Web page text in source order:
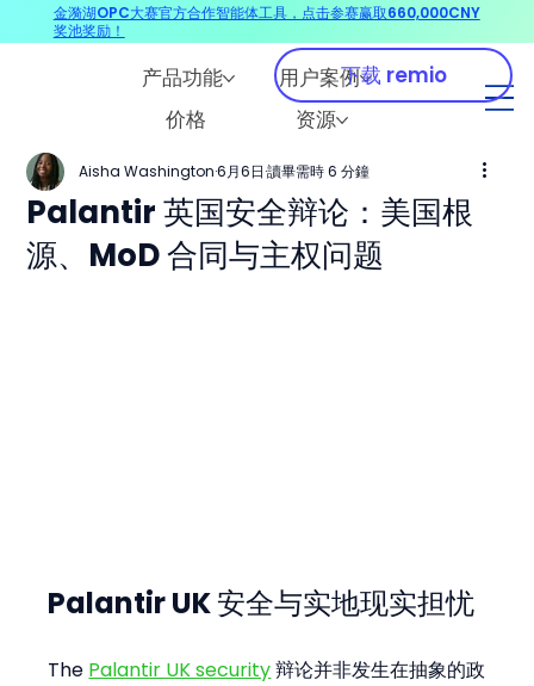
产品功能
用户案例
价格
资源
下载 remio
Palantir 英国安全辩论：美国根
源、MoD 合同与主权问题
Aisha Washington 6月6日 讀畢需時 6 分鐘
Palantir UK 安全与实地现实担忧
The Palantir UK security 辩论并非发生在抽象的政
金漪湖OPC大赛官方合作智能体工具，点击参赛赢取660,000CNY
奖池奖励！